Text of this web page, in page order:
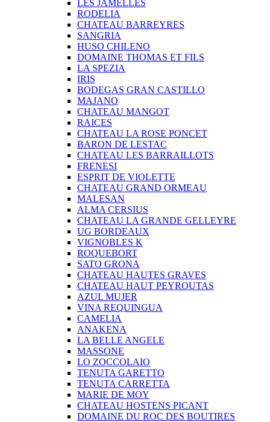
LES JAMELLES
RODELIA
CHATEAU BARREYRES
SANGRIA
HUSO CHILENO
DOMAINE THOMAS ET FILS
LA SPEZIA
IRIS
BODEGAS GRAN CASTILLO
MAJANO
CHATEAU MANGOT
RAICES
CHATEAU LA ROSE PONCET
BARON DE LESTAC
CHATEAU LES BARRAILLOTS
FRENESI
ESPRIT DE VIOLETTE
CHATEAU GRAND ORMEAU
MALESAN
ALMA CERSIUS
CHATEAU LA GRANDE GELLEYRE
UG BORDEAUX
VIGNOBLES K
ROQUEBORT
SATO GRONA
CHATEAU HAUTES GRAVES
CHATEAU HAUT PEYROUTAS
AZUL MUJER
VINA REQUINGUA
CAMELIA
ANAKENA
LA BELLE ANGELE
MASSONE
LO ZOCCOLAIO
TENUTA GARETTO
TENUTA CARRETTA
MARIE DE MOY
CHATEAU HOSTENS PICANT
DOMAINE DU ROC DES BOUTIRES